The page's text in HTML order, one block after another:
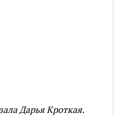
Дарья Кроткая.